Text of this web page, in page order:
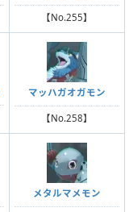
【No.255】
マッハガオガモン
【No.258】
メタルマメモン